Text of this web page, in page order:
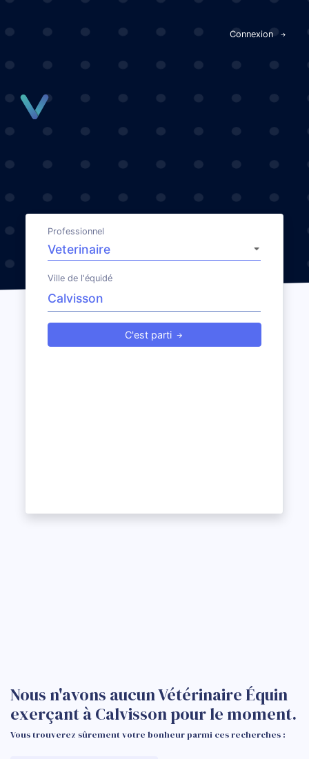
Connexion
Professionnel
Ville de l'équidé
C'est parti
Nous n'avons aucun Vétérinaire Équin
exerçant à Calvisson pour le moment.
Vous trouverez sûrement votre bonheur parmi ces recherches :